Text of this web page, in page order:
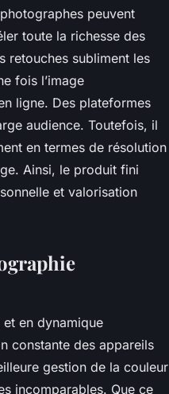
peuvent
toute la richesse des
retouches subliment les
fois l’image
ligne. Des plateformes
audience. Toutefois, il
en termes de résolution
Ainsi, le produit fini
et valorisation
et en dynamique
constante des appareils
gestion de la couleur
incomparables. Que ce